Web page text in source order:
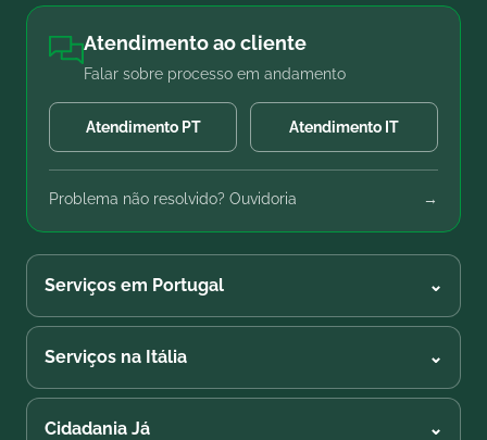
Atendimento ao cliente
Falar sobre processo em andamento
Atendimento PT Atendimento IT
Problema não resolvido? Ouvidoria →
Serviços em Portugal ⌄
Serviços na Itália ⌄
Cidadania Já ⌄